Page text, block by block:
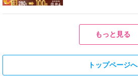
もっと見る
トップページへ